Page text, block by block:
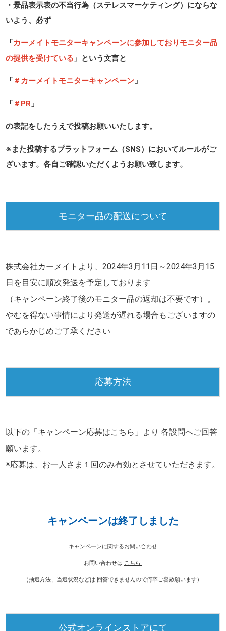
・景品表示表の不当行為（ステレスマーケティング）にならな
いよう、必ず
「カーメイトモニターキャンペーンに参加しておりモニター品
の提供を受けている 」という文言と
「 ＃カーメイトモニターキャンペーン 」
「 ＃PR 」
の表記をしたうえで投稿お願いいたします。
※また投稿するプラットフォーム（SNS）においてルールがご
ざいます。各自ご確認いただくようお願い致します。
モニター品の配送について
株式会社カーメイトより、2024年3月11日～2024年3月15
日 を目安に順次発送を予定しております
（キャンペーン終了後のモニター品の返却は不要です）。
やむを得ない事情により発送が遅れる場合もございますの
であらかじめご了承ください
応募方法
以下の「キャンペーン応募はこちら」より 各設問へご回答
願います。
※応募は、お一人さま１回のみ有効とさせていただきます。
キャンペーンは終了しました
キャンペーンに関するお問い合わせ
お問い合わせは こちら
（抽選方法、当選状況などは 回答できませんので何卒ご容赦願います）
公式オンラインストアにて